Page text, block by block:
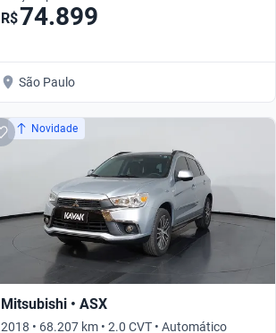
R$74.899
São Paulo
Novidade
Mitsubishi • ASX
2018 • 68.207 km • 2.0 CVT • Automático